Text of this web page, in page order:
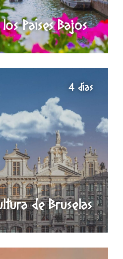
Países Bajos
de Bruselas
4 días